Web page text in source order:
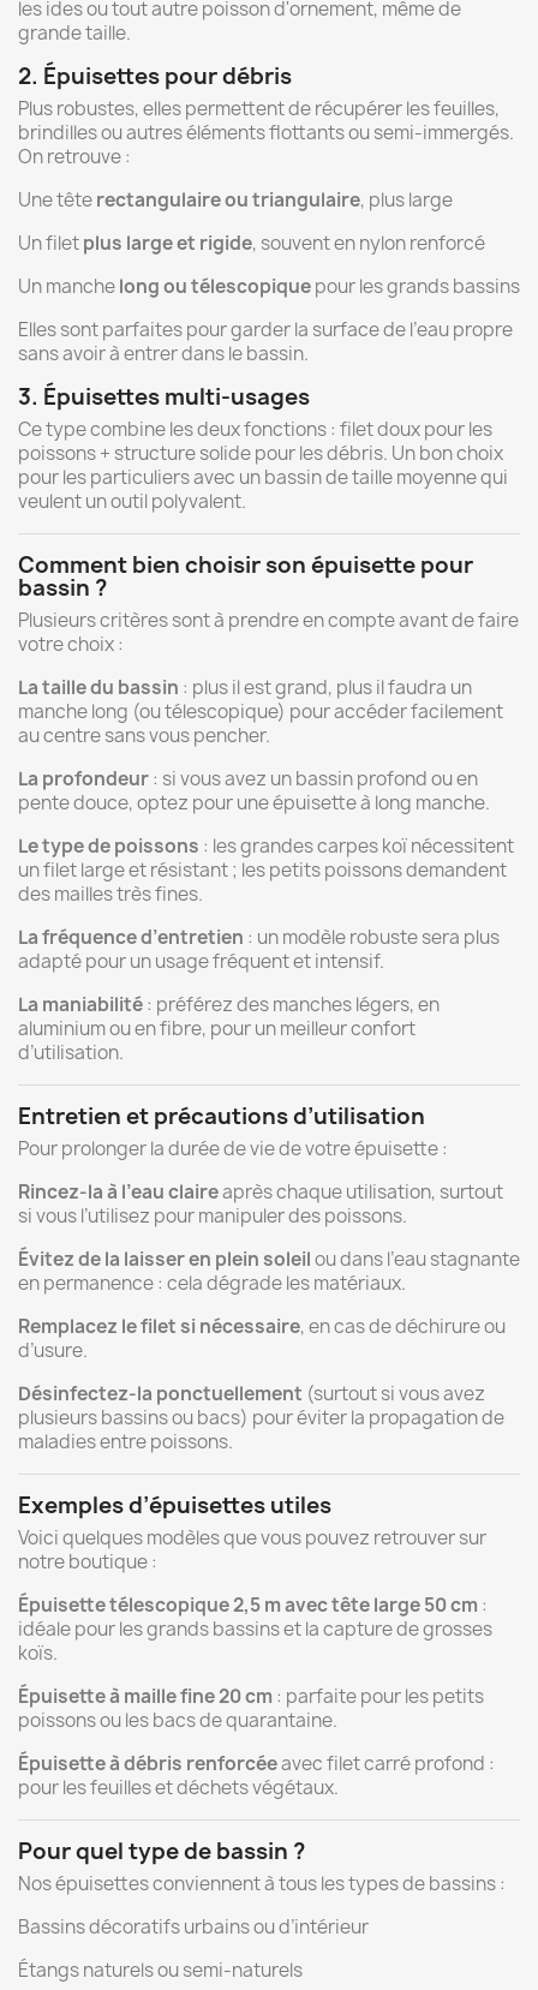
lesidesoutoutautrepoissond'ornement, mêmede
grandetaille.
2. Épuisettes pourdébris
Plusrobustes,ellespermettentderécupérerlesfeuilles,
brindillesouautresélémentsflottantsousemi-immergés.
Onretrouve :
Unetêterectangulaireoutriangulaire, pluslarge
Unfiletplus largeet rigide, souventennylonrenforcé
Unmanchelongoutélescopiquepourlesgrandsbassins
Ellessontparfaitespourgarderla surfacedel’eaupropre
sansavoiràentrerdanslebassin.
3. Épuisettes multi-usages
Cetypecombinelesdeuxfonctions : filetdouxpourles
poissons + structuresolidepourlesdébris. Unbonchoix
pourlesparticuliersavec unbassindetaillemoyennequi
veulentunoutilpolyvalent.
Comment bien choisir son épuisette pour
bassin ?
Plusieurscritèressontà prendreencompteavantdefaire
votrechoix :
Latailledu bassin : plusilestgrand, plusilfaudra un
manchelong (outélescopique) pouraccéderfacilement
aucentresansvouspencher.
La profondeur: sivousavez unbassinprofondouen
pentedouce,optez pouruneépuisetteà long manche.
Letypedepoissons : lesgrandescarpeskoïnécessitent
unfiletlargeetrésistant ; lespetitspoissonsdemandent
desmaillestrèsfines.
Lafréquenced’entretien : unmodèlerobustesera plus
adaptépourunusagefréquentetintensif.
La maniabilité: préférezdesmancheslégers,en
aluminiumouenfibre, pourunmeilleurconfort
d’utilisation.
Entretien et précautionsd’utilisation
Pourprolongerladuréedeviedevotreépuisette :
Rincez-laà l’eauclaireaprèschaqueutilisation, surtout
sivousl’utilisez pourmanipulerdespoissons.
Évitezdela laisseren pleinsoleiloudansl’eaustagnante
enpermanence : celadégradelesmatériaux.
Remplacez lefiletsi nécessaire,encasdedéchirureou
d’usure.
Désinfectez-la ponctuellement (surtoutsivousavez
plusieursbassinsoubacs) pouréviterla propagationde
maladiesentrepoissons.
Exemplesd’épuisettes utiles
Voiciquelquesmodèlesquevouspouvez retrouversur
notreboutique :
Épuisettetélescopique2,5mavectêtelarge50cm :
idéalepourlesgrandsbassinsetlacapturedegrosses
koïs.
Épuisetteà maillefine20cm : parfaitepourlespetits
poissonsoulesbacsdequarantaine.
Épuisetteàdébris renforcéeavecfiletcarréprofond :
pourlesfeuillesetdéchetsvégétaux.
Pourquel typede bassin ?
Nosépuisettesconviennentàtouslestypesdebassins :
Bassinsdécoratifsurbainsoud’intérieur
Étangsnaturelsousemi-naturels